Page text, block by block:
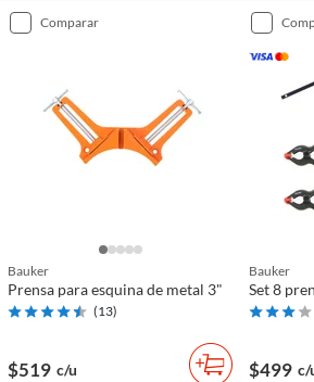
comparar
Bauker
Prensa para esquina de metal 3"
(13)
$519 c/u
Bauker
Set 8
$499 c/